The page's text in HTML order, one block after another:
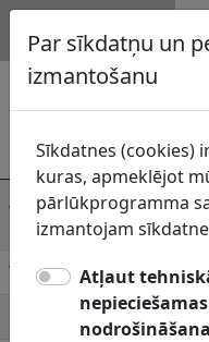
Topogrāfija.lv
Dzīvokļu
uzturētājs
Adrese
Rīgas
pilsēta,
Telefons
nav
Par sīkdatņu un
izmantošanu
Sīkdatnes (cookies)
kuras, apmeklējot
pārlūkprogramma
izmantojam
Atļaut